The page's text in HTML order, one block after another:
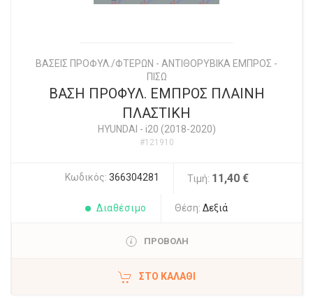
ΒΑΣΕΙΣ ΠΡΟΦΥΛ./ΦΤΕΡΩΝ - ΑΝΤΙΘΟΡΥΒΙΚΑ ΕΜΠΡΟΣ -
ΠΙΣΩ
ΒΑΣΗ ΠΡΟΦΥΛ. ΕΜΠΡΟΣ ΠΛΑΙΝΗ
ΠΛΑΣΤΙΚΗ
HYUNDAI - i20 (2018-2020)
#121910
Κωδικός: 366304281 Τιμή: 11,40 €
Διαθέσιμο Θέση: Δεξιά
ΠΡΟΒΟΛΗ
ΣΤΟ ΚΑΛΆΘΙ